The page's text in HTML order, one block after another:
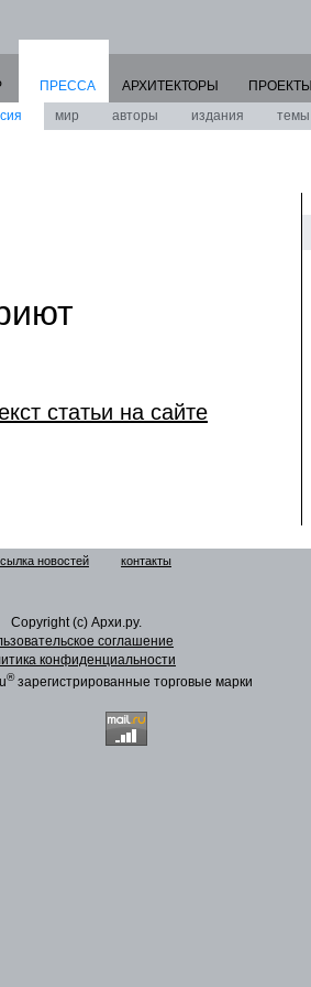
ПРЕССА
мир авторы издания темы
АРХИТЕКТОРЫ ПРОЕКТЫ
статьи на сайте
новостей контакты
Copyright (c) Архи.ру.
соглашение
конфиденциальности
®зарегистрированные торговые марки